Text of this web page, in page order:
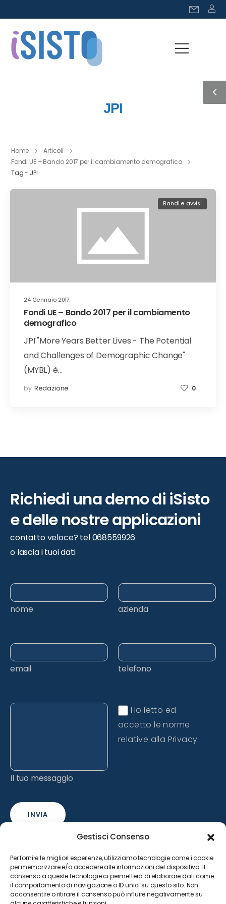
Gestisci Consenso
Per fornire le migliori esperienze, utilizziamo tecnologie come i cookie
per memorizzare e/o accedere alle informazioni del dispositivo. Il
consenso a queste tecnologie ci permetterà di elaborare dati come
il comportamento di navigazione o ID unici su questo sito. Non
acconsentire o ritirare il consenso può influire negativamente su
JPI
Home
Articoli
Fondi UE – Bando 2017 per il cambiamento demografico
Tag - JPI
24 Gennaio 2017
Bandi e avvisi
Fondi UE – Bando 2017 per il cambiamento
demografico
JPI "More Years Better Lives - The Potential
and Challenges of Demographic Change"
(MYBL) è…
by Redazione 0
Richiedi unademodi iSisto
edellenostreapplicazioni
contatto veloce? tel 068559926
o lascia i tuoi dati
nome azienda
email telefono
Il tuo messaggio
Ho letto ed
accetto le norme
relative alla Privacy.
INVIA